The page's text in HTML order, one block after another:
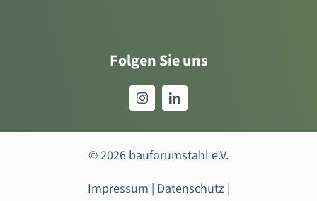
Folgen Sie uns
© 2026 bauforumstahl e.V.
Impressum | Datenschutz|